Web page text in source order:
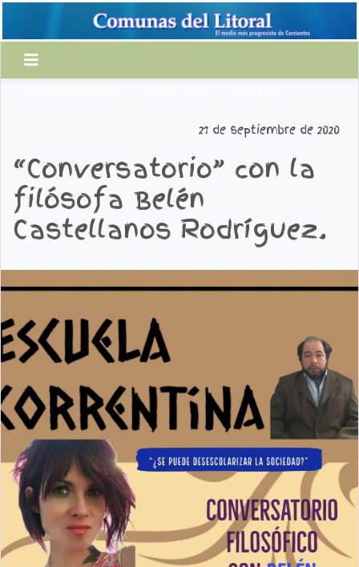
21 de septiembre de 2020
“Conversatorio” con la
filósofa Belén
Castellanos Rodríguez.